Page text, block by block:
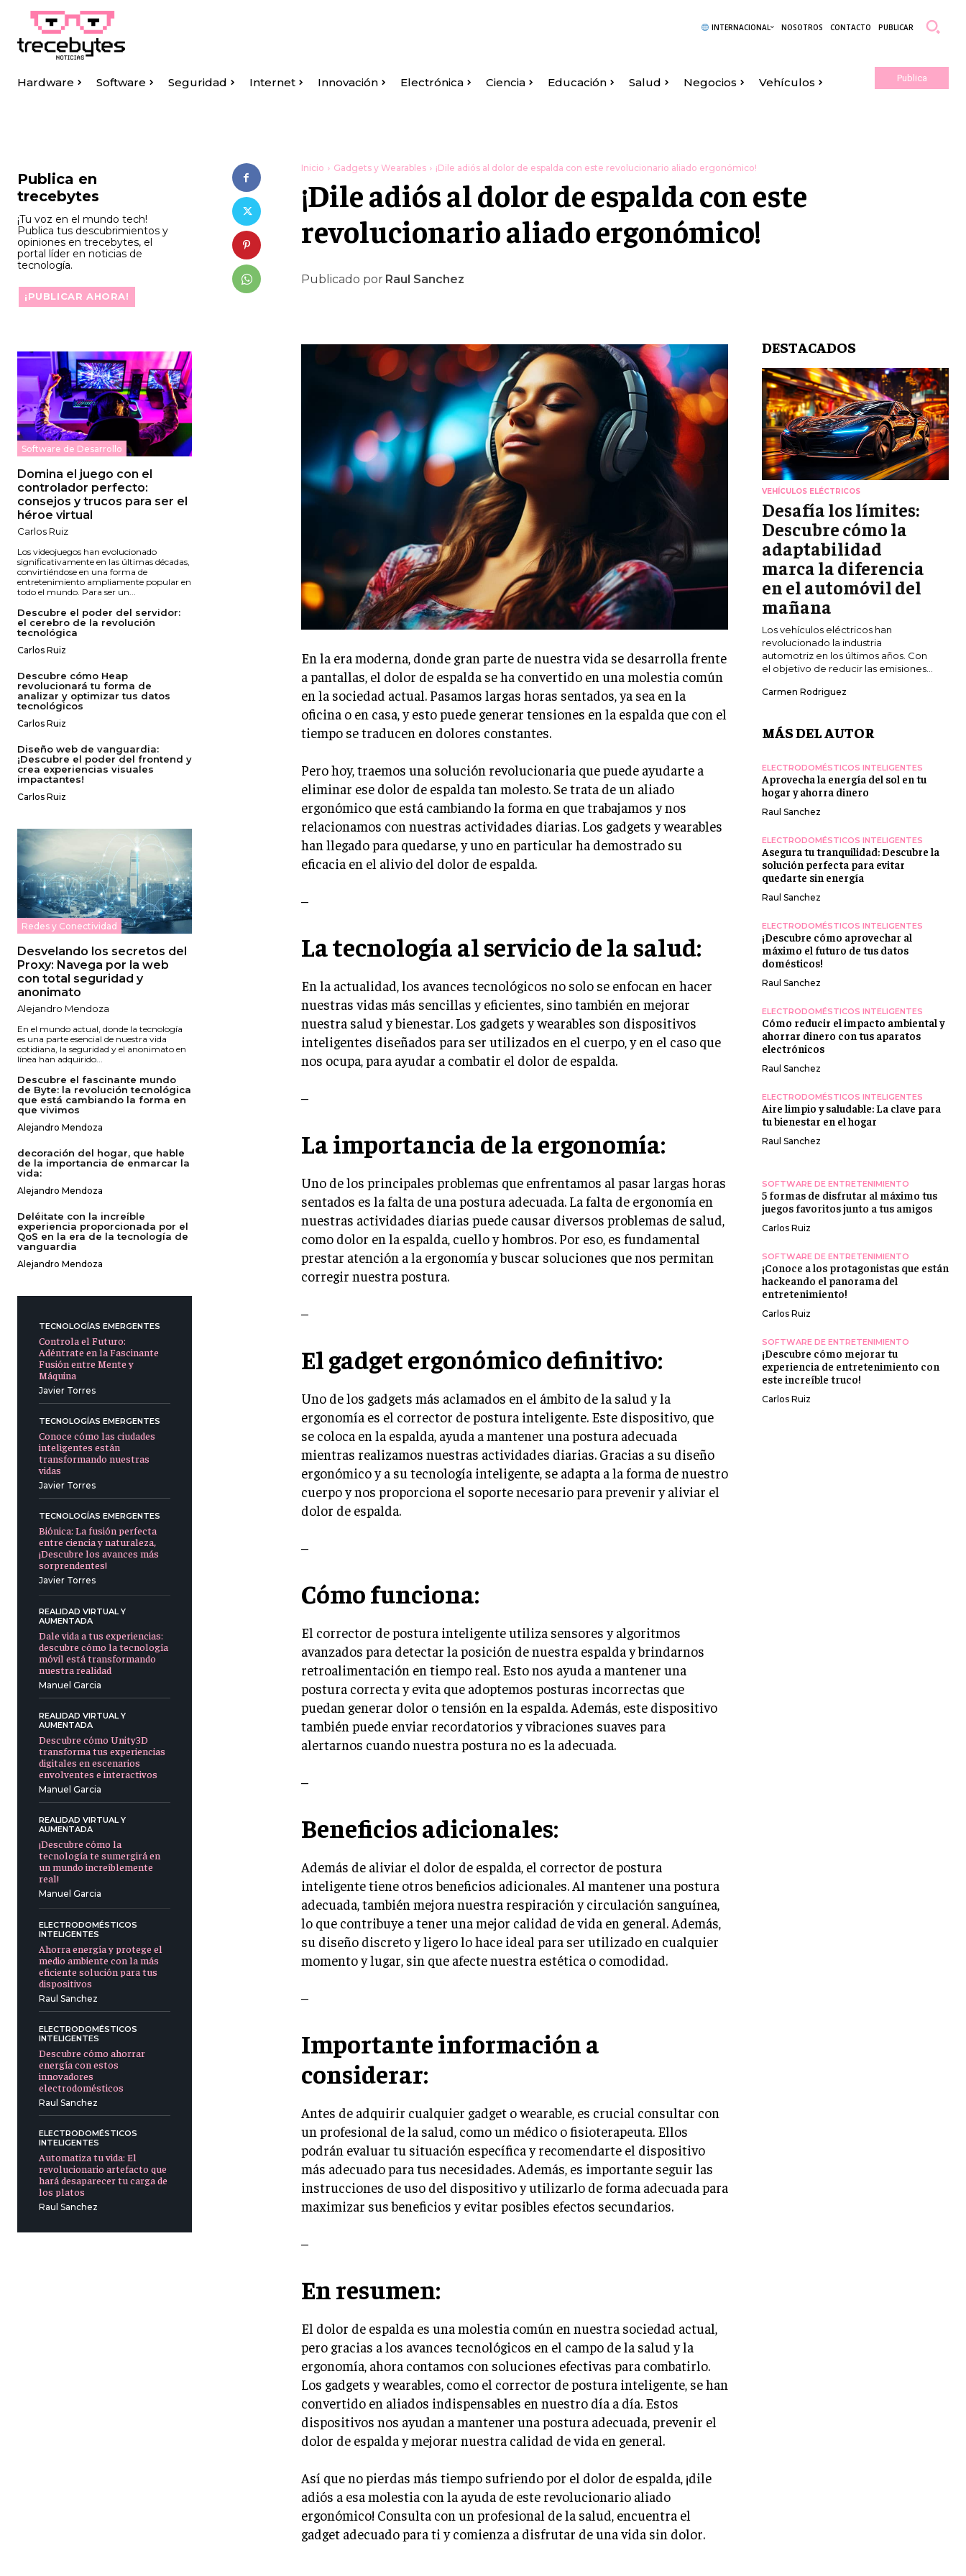
INTERNACIONAL NOSOTROS CONTACTO PUBLICAR
Hardware Software Seguridad Internet Innovación Electrónica Ciencia Educación Salud Negocios Vehículos Publica
Publica en
trecebytes
¡Tu voz en el mundo tech!
Publica tus descubrimientos y
opiniones en trecebytes, el
portal líder en noticias de
tecnología.
¡PUBLICAR AHORA!
Software de Desarrollo
Domina el juego con el
controlador perfecto:
consejos y trucos para ser el
héroe virtual
Carlos Ruiz
Los videojuegos han evolucionado
significativamente en las últimas décadas,
convirtiéndose en una forma de
entretenimiento ampliamente popular en
todo el mundo. Para ser un...
Descubre el poder del servidor:
el cerebro de la revolución
tecnológica
Carlos Ruiz
Descubre cómo Heap
revolucionará tu forma de
analizar y optimizar tus datos
tecnológicos
Carlos Ruiz
Diseño web de vanguardia:
¡Descubre el poder del frontend y
crea experiencias visuales
impactantes!
Carlos Ruiz
Redes y Conectividad
Desvelando los secretos del
Proxy: Navega por la web
con total seguridad y
anonimato
Alejandro Mendoza
En el mundo actual, donde la tecnología
es una parte esencial de nuestra vida
cotidiana, la seguridad y el anonimato en
línea han adquirido...
Descubre el fascinante mundo
de Byte: la revolución tecnológica
que está cambiando la forma en
que vivimos
Alejandro Mendoza
decoración del hogar, que hable
de la importancia de enmarcar la
vida:
Alejandro Mendoza
Deléitate con la increíble
experiencia proporcionada por el
QoS en la era de la tecnología de
vanguardia
Alejandro Mendoza
TECNOLOGÍAS EMERGENTES
Controla el Futuro:
Adéntrate en la Fascinante
Fusión entre Mente y
Máquina
Javier Torres
TECNOLOGÍAS EMERGENTES
Conoce cómo las ciudades
inteligentes están
transformando nuestras
vidas
Javier Torres
TECNOLOGÍAS EMERGENTES
Biónica: La fusión perfecta
entre ciencia y naturaleza,
¡Descubre los avances más
sorprendentes!
Javier Torres
REALIDAD VIRTUAL Y
AUMENTADA
Dale vida a tus experiencias:
descubre cómo la tecnología
móvil está transformando
nuestra realidad
Manuel Garcia
REALIDAD VIRTUAL Y
AUMENTADA
Descubre cómo Unity3D
transforma tus experiencias
digitales en escenarios
envolventes e interactivos
Manuel Garcia
REALIDAD VIRTUAL Y
AUMENTADA
¡Descubre cómo la
tecnología te sumergirá en
un mundo increíblemente
real!
Manuel Garcia
ELECTRODOMÉSTICOS
INTELIGENTES
Ahorra energía y protege el
medio ambiente con la más
eficiente solución para tus
dispositivos
Raul Sanchez
ELECTRODOMÉSTICOS
INTELIGENTES
Descubre cómo ahorrar
energía con estos
innovadores
electrodomésticos
Raul Sanchez
ELECTRODOMÉSTICOS
INTELIGENTES
Automatiza tu vida: El
revolucionario artefacto que
hará desaparecer tu carga de
los platos
Raul Sanchez
Inicio Gadgets y Wearables ¡Dile adiós al dolor de espalda con este revolucionario aliado ergonómico!
¡Dile adiós al dolor de espalda con este
revolucionario aliado ergonómico!
Publicado por Raul Sanchez
En la era moderna, donde gran parte de nuestra vida se desarrolla frente
a pantallas, el dolor de espalda se ha convertido en una molestia común
en la sociedad actual. Pasamos largas horas sentados, ya sea en la
oficina o en casa, y esto puede generar tensiones en la espalda que con el
tiempo se traducen en dolores constantes.
Pero hoy, traemos una solución revolucionaria que puede ayudarte a
eliminar ese dolor de espalda tan molesto. Se trata de un aliado
ergonómico que está cambiando la forma en que trabajamos y nos
relacionamos con nuestras actividades diarias. Los gadgets y wearables
han llegado para quedarse, y uno en particular ha demostrado su
eficacia en el alivio del dolor de espalda.
–
La tecnología al servicio de la salud:
En la actualidad, los avances tecnológicos no solo se enfocan en hacer
nuestras vidas más sencillas y eficientes, sino también en mejorar
nuestra salud y bienestar. Los gadgets y wearables son dispositivos
inteligentes diseñados para ser utilizados en el cuerpo, y en el caso que
nos ocupa, para ayudar a combatir el dolor de espalda.
–
La importancia de la ergonomía:
Uno de los principales problemas que enfrentamos al pasar largas horas
sentados es la falta de una postura adecuada. La falta de ergonomía en
nuestras actividades diarias puede causar diversos problemas de salud,
como dolor en la espalda, cuello y hombros. Por eso, es fundamental
prestar atención a la ergonomía y buscar soluciones que nos permitan
corregir nuestra postura.
–
El gadget ergonómico definitivo:
Uno de los gadgets más aclamados en el ámbito de la salud y la
ergonomía es el corrector de postura inteligente. Este dispositivo, que
se coloca en la espalda, ayuda a mantener una postura adecuada
mientras realizamos nuestras actividades diarias. Gracias a su diseño
ergonómico y a su tecnología inteligente, se adapta a la forma de nuestro
cuerpo y nos proporciona el soporte necesario para prevenir y aliviar el
dolor de espalda.
–
Cómo funciona:
El corrector de postura inteligente utiliza sensores y algoritmos
avanzados para detectar la posición de nuestra espalda y brindarnos
retroalimentación en tiempo real. Esto nos ayuda a mantener una
postura correcta y evita que adoptemos posturas incorrectas que
puedan generar dolor o tensión en la espalda. Además, este dispositivo
también puede enviar recordatorios y vibraciones suaves para
alertarnos cuando nuestra postura no es la adecuada.
–
Beneficios adicionales:
Además de aliviar el dolor de espalda, el corrector de postura
inteligente tiene otros beneficios adicionales. Al mantener una postura
adecuada, también mejora nuestra respiración y circulación sanguínea,
lo que contribuye a tener una mejor calidad de vida en general. Además,
su diseño discreto y ligero lo hace ideal para ser utilizado en cualquier
momento y lugar, sin que afecte nuestra estética o comodidad.
–
Importante información a
considerar:
Antes de adquirir cualquier gadget o wearable, es crucial consultar con
un profesional de la salud, como un médico o fisioterapeuta. Ellos
podrán evaluar tu situación específica y recomendarte el dispositivo
más adecuado para tus necesidades. Además, es importante seguir las
instrucciones de uso del dispositivo y utilizarlo de forma adecuada para
maximizar sus beneficios y evitar posibles efectos secundarios.
–
En resumen:
El dolor de espalda es una molestia común en nuestra sociedad actual,
pero gracias a los avances tecnológicos en el campo de la salud y la
ergonomía, ahora contamos con soluciones efectivas para combatirlo.
Los gadgets y wearables, como el corrector de postura inteligente, se han
convertido en aliados indispensables en nuestro día a día. Estos
dispositivos nos ayudan a mantener una postura adecuada, prevenir el
dolor de espalda y mejorar nuestra calidad de vida en general.
Así que no pierdas más tiempo sufriendo por el dolor de espalda, ¡dile
adiós a esa molestia con la ayuda de este revolucionario aliado
ergonómico! Consulta con un profesional de la salud, encuentra el
gadget adecuado para ti y comienza a disfrutar de una vida sin dolor.
DESTACADOS
VEHÍCULOS ELÉCTRICOS
Desafía los límites:
Descubre cómo la
adaptabilidad
marca la diferencia
en el automóvil del
mañana
Los vehículos eléctricos han
revolucionado la industria
automotriz en los últimos años. Con
el objetivo de reducir las emisiones...
Carmen Rodriguez
MÁS DEL AUTOR
ELECTRODOMÉSTICOS INTELIGENTES
Aprovecha la energía del sol en tu
hogar y ahorra dinero
Raul Sanchez
ELECTRODOMÉSTICOS INTELIGENTES
Asegura tu tranquilidad: Descubre la
solución perfecta para evitar
quedarte sin energía
Raul Sanchez
ELECTRODOMÉSTICOS INTELIGENTES
¡Descubre cómo aprovechar al
máximo el futuro de tus datos
domésticos!
Raul Sanchez
ELECTRODOMÉSTICOS INTELIGENTES
Cómo reducir el impacto ambiental y
ahorrar dinero con tus aparatos
electrónicos
Raul Sanchez
ELECTRODOMÉSTICOS INTELIGENTES
Aire limpio y saludable: La clave para
tu bienestar en el hogar
Raul Sanchez
SOFTWARE DE ENTRETENIMIENTO
5 formas de disfrutar al máximo tus
juegos favoritos junto a tus amigos
Carlos Ruiz
SOFTWARE DE ENTRETENIMIENTO
¡Conoce a los protagonistas que están
hackeando el panorama del
entretenimiento!
Carlos Ruiz
SOFTWARE DE ENTRETENIMIENTO
¡Descubre cómo mejorar tu
experiencia de entretenimiento con
este increíble truco!
Carlos Ruiz